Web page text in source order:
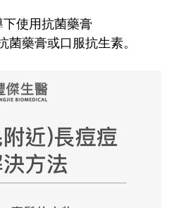
使用抗菌藥膏
菌藥膏或口服抗生素。